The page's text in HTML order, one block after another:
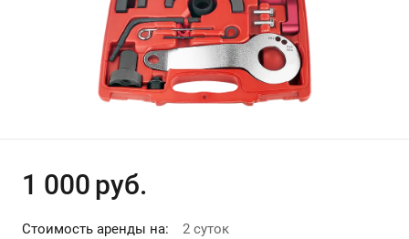
Допы
1 000 руб.
Стоимость аренды на:
2 суток